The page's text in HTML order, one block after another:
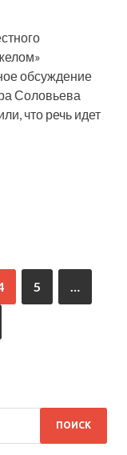
обсуждение
Соловьева
что речь идет
5 …